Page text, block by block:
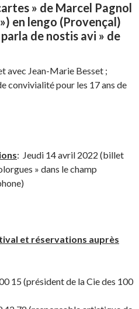
» de Marcel Pagnol
en lengo (Provençal)
de nostis avi » de
avec Jean-Marie Besset ;
convivialité pour les 17 ans de
: Jeudi 14 avril 2022 (billet
» dans le champ
et réservations auprès
15 (président de la Cie des 100